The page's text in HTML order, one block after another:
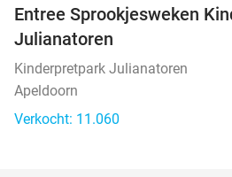
Entree Sprookjesweken
Julianatoren
Kinderpretpark Julianatoren
Apeldoorn
Verkocht: 11.060